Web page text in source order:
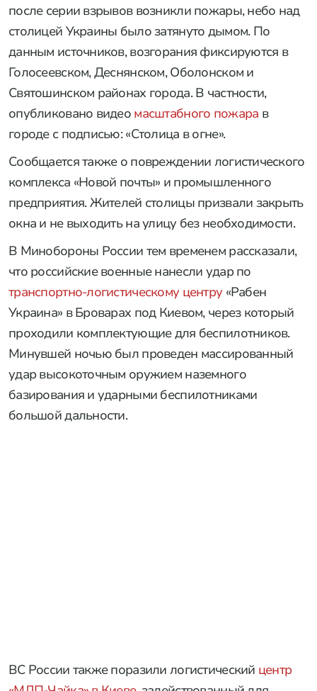
после серии взрывов возникли пожары, небо над
столицей Украины было затянуто дымом. По
данным источников, возгорания фиксируются в
Голосеевском, Деснянском, Оболонском и
Святошинском районах города. В частности,
опубликовано видео масштабного пожара в
городе с подписью: «Столица в огне».
Сообщается также о повреждении логистического
комплекса «Новой почты» и промышленного
предприятия. Жителей столицы призвали закрыть
окна и не выходить на улицу без необходимости.
В Минобороны России тем временем рассказали,
что российские военные нанесли удар по
транспортно-логистическому центру«Рабен
Украина» в Броварах под Киевом, через который
проходили комплектующие для беспилотников.
Минувшей ночью был проведен массированный
удар высокоточным оружием наземного
базирования и ударными беспилотниками
большой дальности.
ВС России также поразили логистический центр